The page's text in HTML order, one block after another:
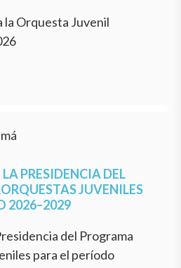
la Orquesta Juvenil
PRESIDENCIA DEL
JUVENILES
2026–2029
del Programa
para el período